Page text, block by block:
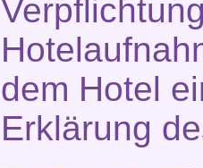
dem Hotel
Erklärung